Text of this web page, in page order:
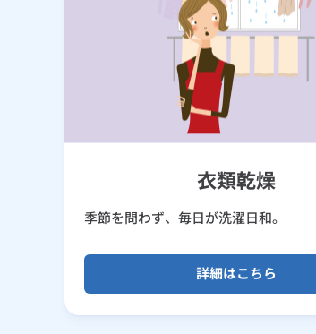
衣類乾燥
季節を問わず、毎日が洗濯日和。
詳細はこちら